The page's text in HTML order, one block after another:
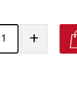
+